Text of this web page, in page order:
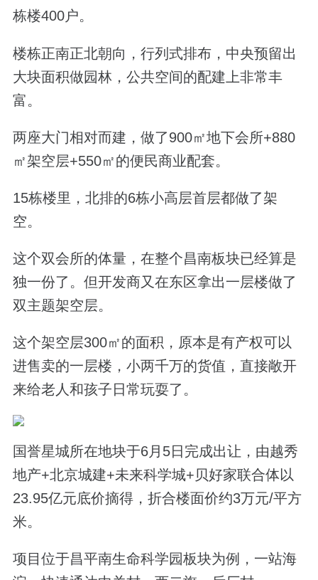
栋楼400户。
楼栋正南正北朝向， 行列式排布，中央预留出
大块面积做园林，公共空间的配建上非常丰
富。
两座大门相对而建， 做了900㎡地下会所+880
㎡架空层+550㎡的便民商业配套。
15栋楼里，北排的6栋小高层首层都做了架
空。
这个双会所的体量，在整个昌南板块已经算是
独一份了。但开发商又在东区拿出一层楼做了
双主题架空层。
这个架空层300㎡的面积，原本是有产权可以
进售卖的一层楼，小两千万的货值，直接敞开
来给老人和孩子日常玩耍了。
国誉星城所在地块于6月5日完成出让，由越秀
地产+北京城建+未来科学城+贝好家联合体以
23.95亿元底价摘得， 折合楼面价约3万元/平方
米。
项目位于昌平南生命科学园板块为例，一站海